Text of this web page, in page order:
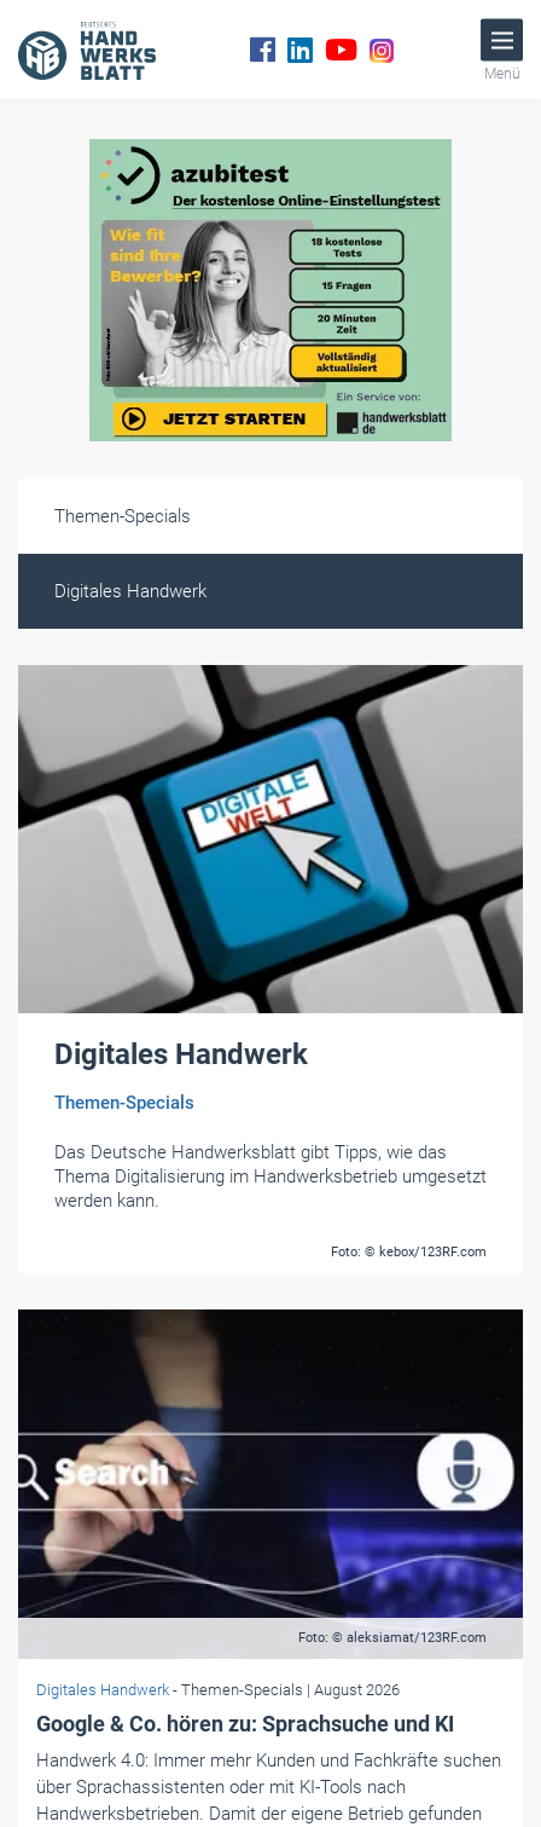
Menü
Themen-Specials
Digitales Handwerk
Foto: © kebox/123RF.com
Digitales Handwerk
Themen-Specials
Das Deutsche Handwerksblatt gibt Tipps, wie das
Thema Digitalisierung im Handwerksbetrieb umgesetzt
werden kann.
Foto: © aleksiamat/123RF.com
Digitales Handwerk - Themen-Specials | August 2026
Google & Co. hören zu: Sprachsuche und KI
Handwerk 4.0: Immer mehr Kunden und Fachkräfte suchen
über Sprachassistenten oder mit KI-Tools nach
Handwerksbetrieben. Damit der eigene Betrieb gefunden